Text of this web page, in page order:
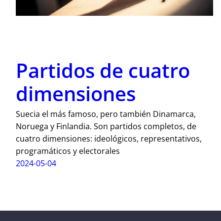
Partidos de cuatro
dimensiones
Suecia el más famoso, pero también Dinamarca,
Noruega y Finlandia. Son partidos completos, de
cuatro dimensiones: ideológicos, representativos,
programáticos y electorales
2024-05-04